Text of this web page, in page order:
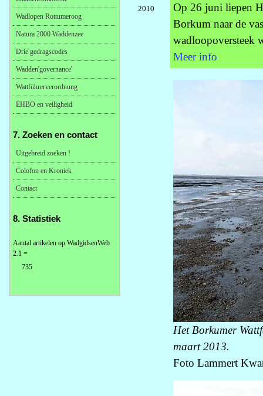
2010
Op 26 juni liepen
Borkum naar de
wadloopoversteek
Meer info
Het Borkumer
maart 2013.
Foto Lammert
Wadlopen Rottumeroog
Natura 2000 Waddenzee
Drie gedragscodes
Wadden'governance'
Wattführerverordnung
EHBO en veiligheid
7. Zoeken en contact
Uitgebreid zoeken !
Colofon en Kroniek
Contact
8. Statistiek
Aantal artikelen op WadgidsenWeb
2.1 =
735